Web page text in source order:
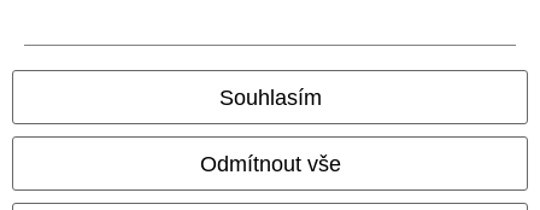
Souhlasím
Odmítnout vše